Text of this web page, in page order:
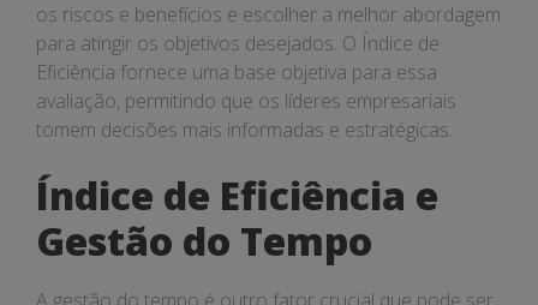
os riscos e benefícios e escolher a melhor abordagem
para atingir os objetivos desejados. O Índice de
Eficiência fornece uma base objetiva para essa
avaliação, permitindo que os líderes empresariais
tomem decisões mais informadas e estratégicas.
Índice de Eficiência e
Gestão do Tempo